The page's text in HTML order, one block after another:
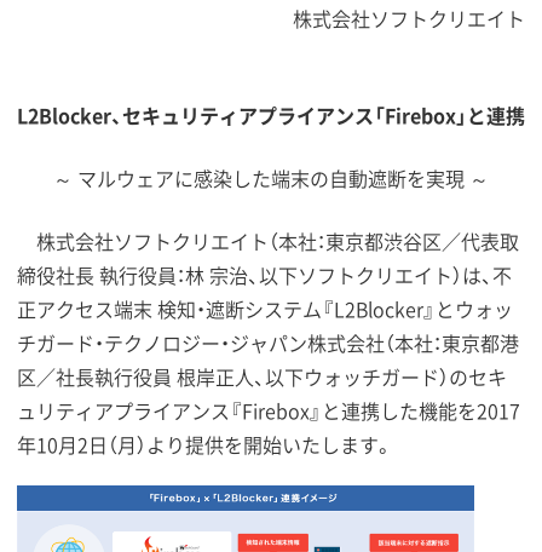
株式会社ソフトクリエイト
L2Blocker、セキュリティアプライアンス「Firebox」と連携
～ マルウェアに感染した端末の自動遮断を実現 ～
株式会社ソフトクリエイト（本社：東京都渋谷区／代表取
締役社長 執行役員：林 宗治、以下ソフトクリエイト）は、不
正アクセス端末 検知・遮断システム『L2Blocker』とウォッ
チガード・テクノロジー・ジャパン株式会社（本社：東京都港
区／社長執行役員 根岸正人、以下ウォッチガード）のセキ
ュリティアプライアンス『Firebox』と連携した機能を2017
年10月2日（月）より提供を開始いたします。